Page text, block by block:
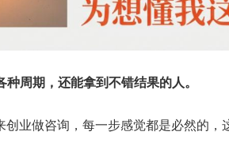
周期，还能拿到不错结果的人。
业做咨询，每一步感觉都是必然的，